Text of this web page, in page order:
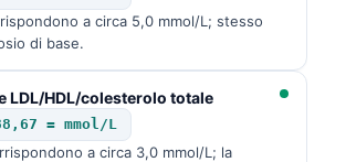
a circa 5,0 mmol/L; stesso
di base.
LDL/HDL/colesterolo totale
= mmol/L
a circa 3,0 mmol/L; la